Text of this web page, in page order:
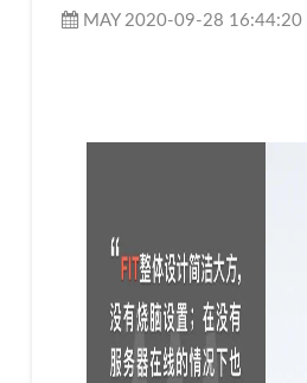
MAY 2020-09-28 16:44:20